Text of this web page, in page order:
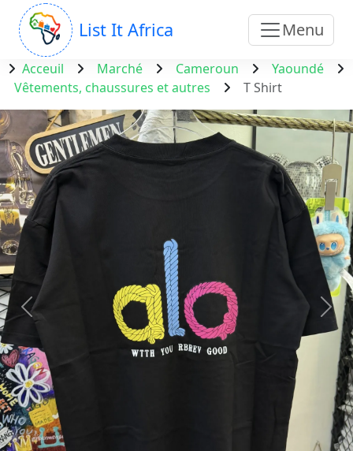
List It Africa Menu
Acceuil Marché Cameroun
Yaoundé
Vêtements, chaussures et autres
T Shirt